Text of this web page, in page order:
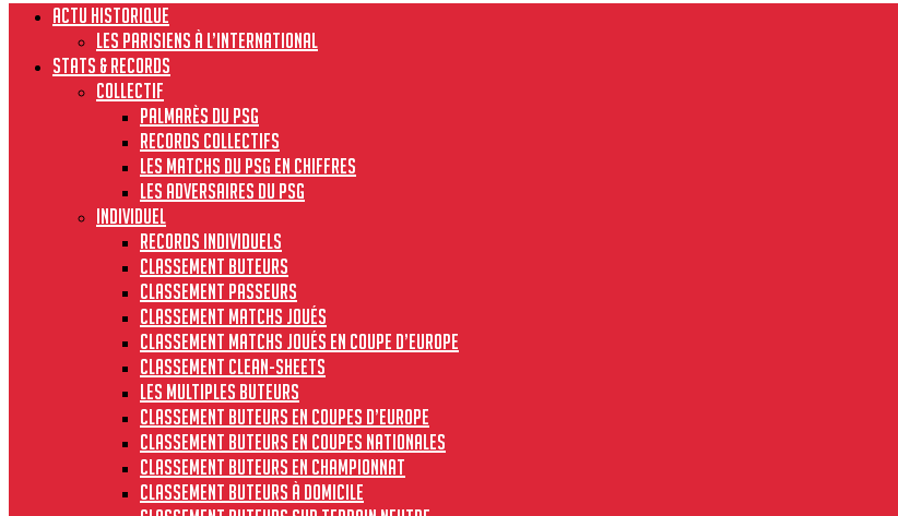
ACTU HISTORIQUE
Les Parisiens à l’international
STATS & RECORDS
Collectif
Palmarès du PSG
Records collectifs
Les matchs du PSG en chiffres
Les adversaires du PSG
Individuel
Records individuels
Classement buteurs
Classement passeurs
Classement matchs joués
Classement matchs joués en Coupe d’Europe
Classement clean-sheets
Les multiples buteurs
Classement buteurs en coupes d’Europe
Classement buteurs en coupes nationales
Classement buteurs en championnat
Classement buteurs à domicile